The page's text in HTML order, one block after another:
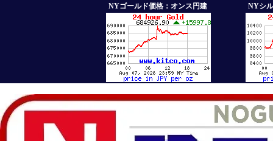
NYゴールド価格：オンス円建 NYシ